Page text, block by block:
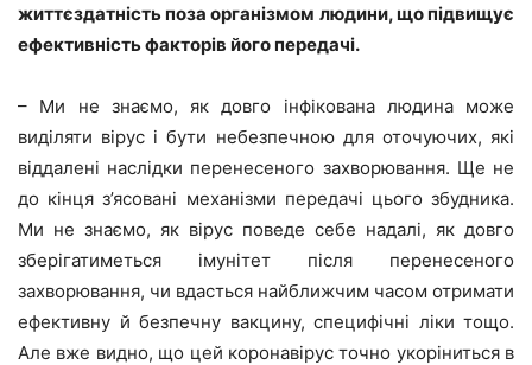
життєздатність поза організмом людини, що підвищує
ефективність факторів його передачі.
– Ми не знаємо, як довго інфікована людина може
виділяти вірус і бути небезпечною для оточуючих, які
віддалені наслідки перенесеного захворювання. Ще не
до кінця з’ясовані механізми передачі цього збудника.
Ми не знаємо, як вірус поведе себе надалі, як довго
зберігатиметься імунітет після перенесеного
захворювання, чи вдасться найближчим часом отримати
ефективну й безпечну вакцину, специфічні ліки тощо.
Але вже видно, що цей коронавірус точно укоріниться в